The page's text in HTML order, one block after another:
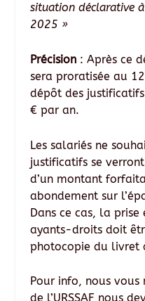
situation déclarative
2025 »
Précision : Après ce
sera proratisée au
dépôt des
€ par an.
Les salariés ne
justificatifs se
d’un montant
abondement sur
Dans ce cas, la prise
ayants-droits doit
photocopie du livret
Pour info, nous
de l’URSSAF nous